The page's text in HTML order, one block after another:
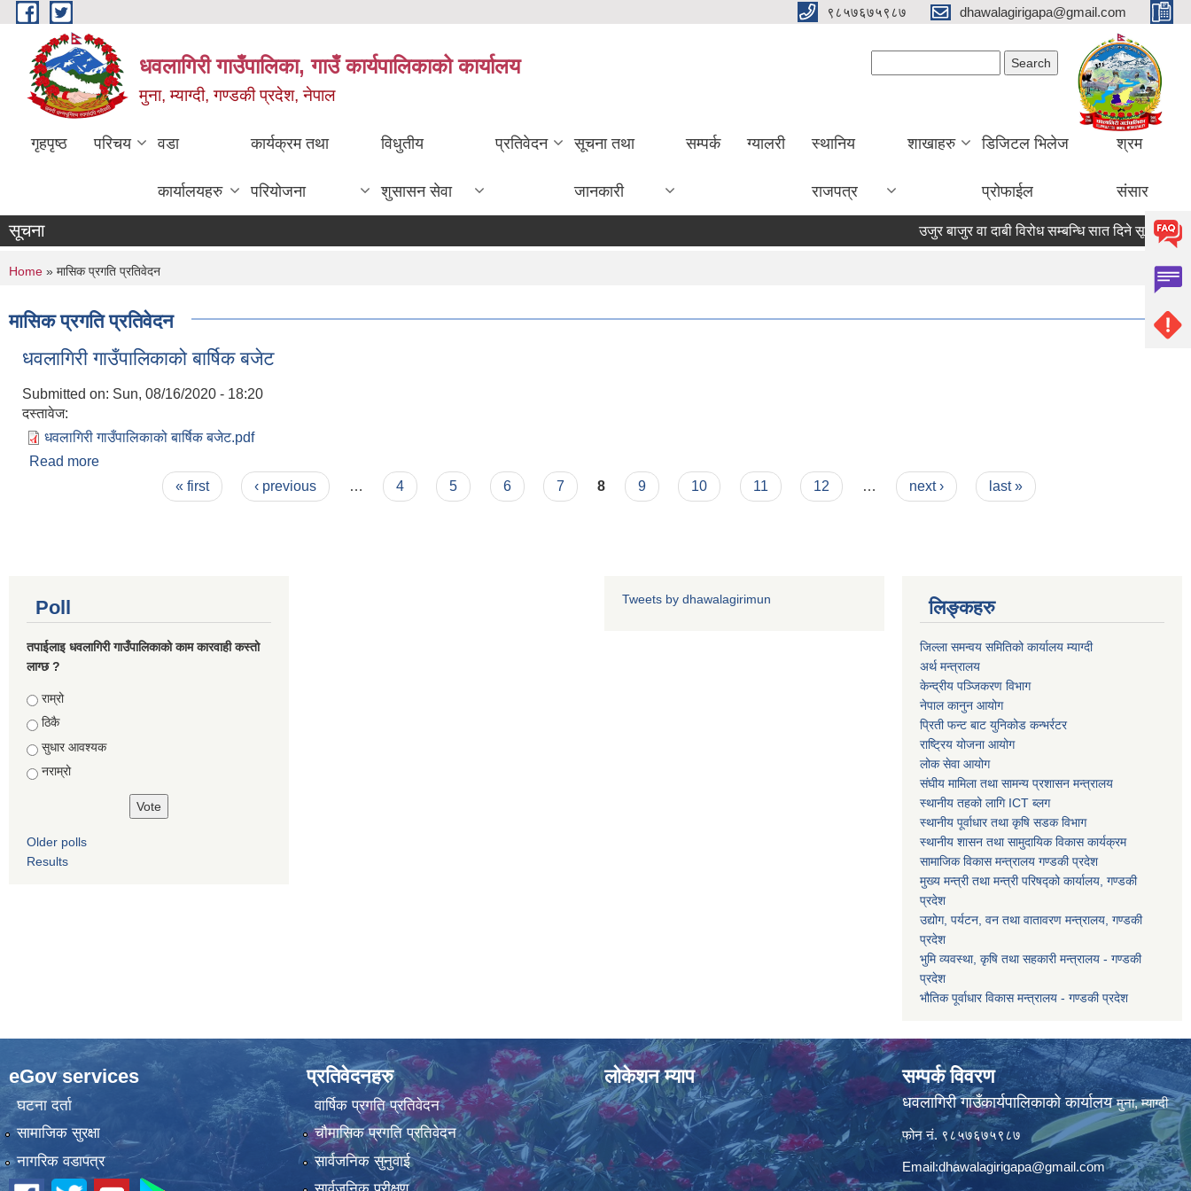
Skip to main content ९८५७६७५९८७ dhawalagirigapa@gmail.com
धवलागिरी गाउँपालिका, गाउँ कार्यपालिकाको कार्यालय
मुना, म्याग्दी, गण्डकी प्रदेश, नेपाल
गृहपृष्ठ परिचय वडा
कार्यालयहरु
कार्यक्रम तथा
परियोजना
विधुतीय
शुसासन सेवा
प्रतिवेदन सूचना तथा
जानकारी
सम्पर्क ग्यालरी स्थानिय
राजपत्र
शाखाहरु डिजिटल भिलेज
प्रोफाईल
श्रम
संसार
सूचना उजुर बाजुर वा दाबी विरोध सम्बन्धि सात दिने सूचना
You are here
Home » मासिक प्रगति प्रतिवेदन
मासिक प्रगति प्रतिवेदन
धवलागिरी गाउँपालिकाको बार्षिक बजेट
Submitted on: Sun, 08/16/2020 - 18:20
दस्तावेज:
धवलागिरी गाउँपालिकाको बार्षिक बजेट.pdf
Read more
« first ‹ previous … 4 5 6 7 8 9 10 11 12 … next › last »
Poll
तपाईलाइ धवलागिरी गाउँपालिकाको काम कारवाही कस्तो
लाग्छ ?
Choices
राम्रो
ठिकै
सुधार आवश्यक
नराम्रो
Older polls
Results
Tweets by dhawalagirimun लिङ्कहरु
जिल्ला समन्वय समितिको कार्यालय म्याग्दी
अर्थ मन्त्रालय
केन्द्रीय पञ्जिकरण विभाग
नेपाल कानुन आयोग
प्रिती फन्ट बाट युनिकोड कन्भर्रटर
राष्ट्रिय योजना आयोग
लोक सेवा आयोग
संघीय मामिला तथा सामन्य प्रशासन मन्त्रालय
स्थानीय तहको लागि ICT ब्लग
स्थानीय पूर्वाधार तथा कृषि सडक विभाग
स्थानीय शासन तथा सामुदायिक विकास कार्यक्रम
सामाजिक विकास मन्त्रालय गण्डकी प्रदेश
मुख्य मन्त्री तथा मन्त्री परिषद्को कार्यालय, गण्डकी
प्रदेश
उद्योग, पर्यटन, वन तथा वातावरण मन्त्रालय, गण्डकी
प्रदेश
भुमि व्यवस्था, कृषि तथा सहकारी मन्त्रालय - गण्डकी
प्रदेश
भौतिक पूर्वाधार विकास मन्त्रालय - गण्डकी प्रदेश
eGov services
घटना दर्ता
सामाजिक सुरक्षा
नागरिक वडापत्र
प्रतिवेदनहरु
वार्षिक प्रगति प्रतिवेदन
चौमासिक प्रगति प्रतिवेदन
सार्वजनिक सुनुवाई
लोकेशन म्याप सम्पर्क विवरण
धवलागिरी गाउँकार्यपालिकाको कार्यालयमुना, म्याग्दी
फोन नं. ९८५७६७५९८७
Email:dhawalagirigapa@gmail.com